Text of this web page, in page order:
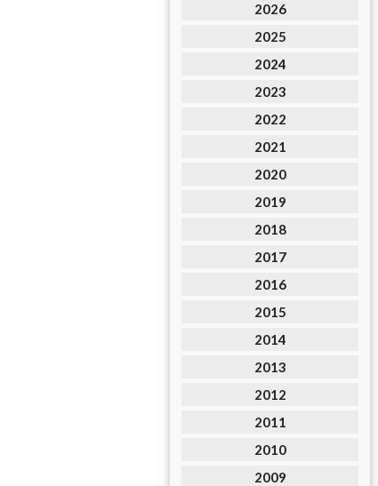
2026
2025
2024
2023
2022
2021
2020
2019
2018
2017
2016
2015
2014
2013
2012
2011
2010
2009